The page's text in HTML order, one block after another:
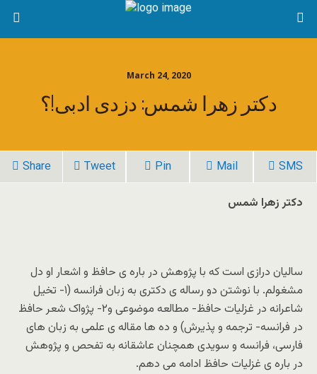
March 24, 2020
دکتر زهرا شمس: دزدی ادبی!؟
Share Tweet Pin Mail SMS
دکتر زهرا شمس
سالیان درازی است که با پژوهش در باره ی حافظ و اشعار او دل
مشغولم. با نوشتن دو رساله ی دکتری به زبان فرانسه (۱-
تخیل
شاعرانه در غزلیات حافظ- مطالعه موضوعی و۲-
پژواک شعر حافظ
در فرانسه- ترجمه و پذیرش) و ده ها مقاله ی علمی به زبان های
فارسی، فرانسه و سویدی همچنان عاشقانه به تفحص و پژوهش
در باره ی غزلیات حافظ ادامه می دهم.